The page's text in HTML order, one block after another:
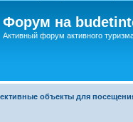
Форум на
Активный форум активного
объекты для